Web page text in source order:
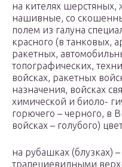
на кителях шерстяных,
нашивные, со
полем из галуна
красного (в танковых,
ракетных,
топографических,
войсках, ракетных
назначения, войсках
химической и биоло-
горючего – черного, в
войсках – голубого)
на рубашках (блузках)
трапециевидными